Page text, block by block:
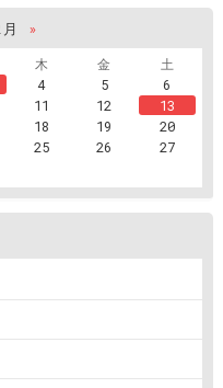
»
木 金
土
4 5
6
11 12
13
18 19
20
25 26
27